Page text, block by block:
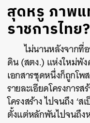
สุดหรู ภาพแ
ราชการไทย?
ไม่นานหลังจากที่
ดิน (สตง.) แห่งใหม่พั
เอกสารชุดหนึ่งก็ถูกโพ
รายละเอียดโครงการ
โครงสร้าง ไปจนถึง ‘
ตั้งแต่หลักพันไปจนถึง